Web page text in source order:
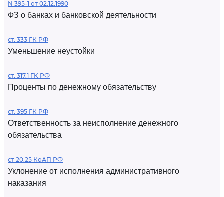
N 395-1 от 02.12.1990
ФЗ о банках и банковской деятельности
ст. 333 ГК РФ
Уменьшение неустойки
ст. 317.1 ГК РФ
Проценты по денежному обязательству
ст. 395 ГК РФ
Ответственность за неисполнение денежного
обязательства
ст 20.25 КоАП РФ
Уклонение от исполнения административного
наказания